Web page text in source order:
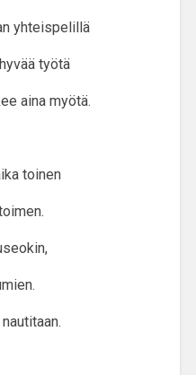
yhteispelillä
työtä
aina myötä.
toinen